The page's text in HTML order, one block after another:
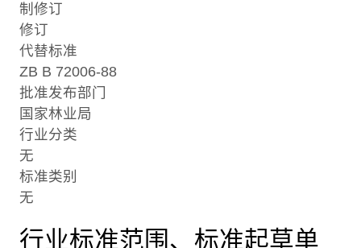
制修订
修订
代替标准
ZB B 72006-88
批准发布部门
国家林业局
行业分类
无
标准类别
无
行业标准范围、标准起草单